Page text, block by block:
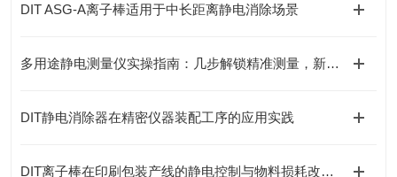
DIT ASG-A离子棒适用于中长距离静电消除场景
多用途静电测量仪实操指南：几步解锁精准测量，新手也能轻松上手
DIT静电消除器在精密仪器装配工序的应用实践
DIT离子棒在印刷包装产线的静电控制与物料损耗改善实践